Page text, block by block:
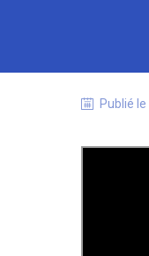
Publié le